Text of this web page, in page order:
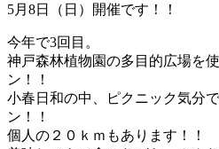
5月8日（日）開催です！！
今年で3回目。
神戸森林植物園の多目的広場を
ン！！
小春日和の中、ピクニック気分
ン！！
個人の２０ｋｍもあります！！